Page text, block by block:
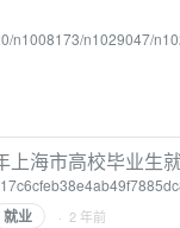
n1008173/n1029047/
海市高校毕业生
就业 · 2 年前